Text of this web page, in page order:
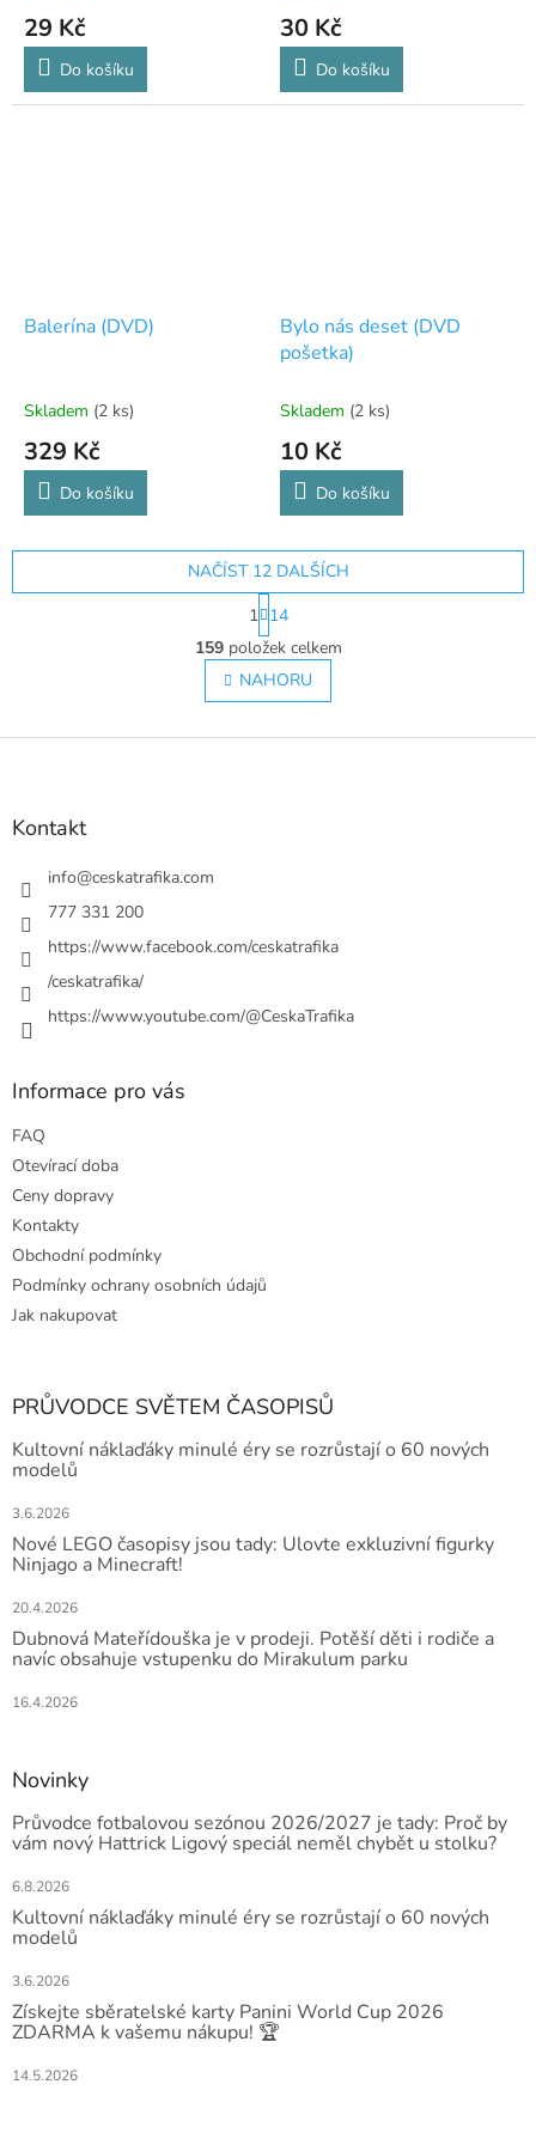
29 Kč
Do košíku
30 Kč
Do košíku
Balerína (DVD)
Skladem (2 ks)
329 Kč
Do košíku
Bylo nás deset (DVD
pošetka)
Skladem (2 ks)
10 Kč
Do košíku
O
v
l
á
ý
s
NAČÍST 12 DALŠÍCH
S
t
r
á
n
k
v
1 14
159položek celkem
NAHORU
Z
Kontakt
info@ceskatrafika.com
777 331 200
https://www.facebook.com/ceskatrafika
/ceskatrafika/
https://www.youtube.com/@CeskaTrafika
Informace pro vás
FAQ
Otevírací doba
Ceny dopravy
Kontakty
Obchodní podmínky
Podmínky ochrany osobních údajů
Jak nakupovat
PRŮVODCE SVĚTEM ČASOPISŮ
Kultovní náklaďáky minulé éry se rozrůstají o 60 nových
modelů
3.6.2026
Nové LEGO časopisy jsou tady: Ulovte exkluzivní figurky
Ninjago a Minecraft!
20.4.2026
Dubnová Mateřídouška je v prodeji. Potěší děti i rodiče a
navíc obsahuje vstupenku do Mirakulum parku
16.4.2026
Novinky
Průvodce fotbalovou sezónou 2026/2027 je tady: Proč by
vám nový Hattrick Ligový speciál neměl chybět u stolku?
6.8.2026
Kultovní náklaďáky minulé éry se rozrůstají o 60 nových
modelů
3.6.2026
Získejte sběratelské karty Panini World Cup 2026
ZDARMA k vašemu nákupu! 🏆
14.5.2026